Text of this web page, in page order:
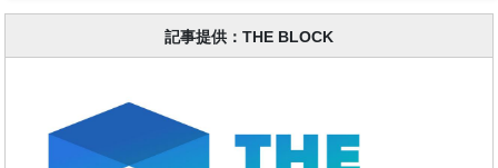
記事提供：THE BLOCK